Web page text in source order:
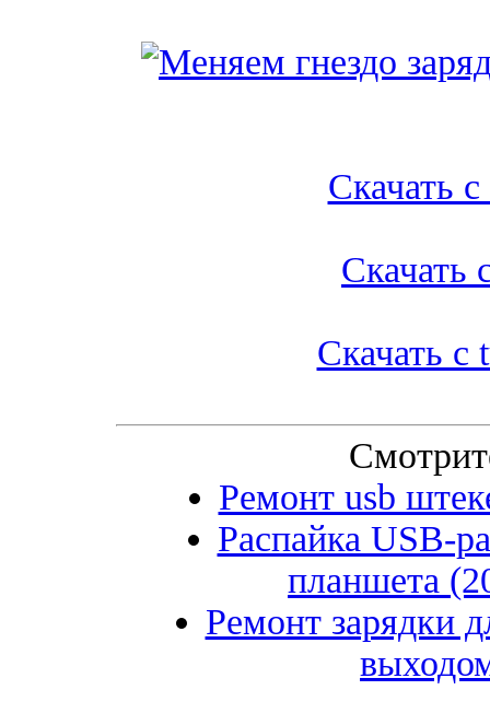
Скачать
Скачать
Скачать с
Ремонт usb
Распайка USB-
планшета
Ремонт зарядки